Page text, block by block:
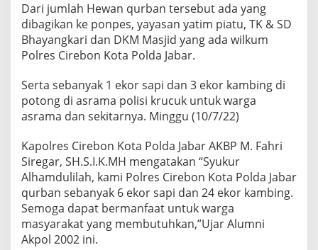
Dari jumlah Hewan qurban tersebut ada yang
dibagikan ke ponpes, yayasan yatim piatu, TK & SD
Bhayangkari dan DKM Masjid yang ada wilkum
Polres Cirebon Kota Polda Jabar.
Serta sebanyak 1 ekor sapi dan 3 ekor kambing di
potong di asrama polisi krucuk untuk warga
asrama dan sekitarnya. Minggu (10/7/22)
Kapolres Cirebon Kota Polda Jabar AKBP M. Fahri
Siregar, SH.S.I.K.MH mengatakan “Syukur
Alhamdulilah, kami Polres Cirebon Kota Polda Jabar
qurban sebanyak 6 ekor sapi dan 24 ekor kambing.
Semoga dapat bermanfaat untuk warga
masyarakat yang membutuhkan,”Ujar Alumni
Akpol 2002 ini.